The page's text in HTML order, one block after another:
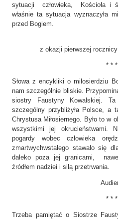
sytuacji człowieka, Kościoła i
właśnie ta sytuacja wyznaczyła
przed Bogiem.
z okazji pierwszej
* * *
Słowa z encykliki o miłosierdziu
nam szczególnie bliskie.
siostry Faustyny Kowalskiej.
szczególny przybliżyła Polsce, a
Chrystusa Miłosiernego. Było to w
wszystkimi jej okrucieństwami.
pogardy wobec człowieka
zmartwychwstałego stawało się
daleko poza jej granicami,
źródłem nadziei i siłą przetrwania.
* * *
Trzeba pamiętać o Siostrze